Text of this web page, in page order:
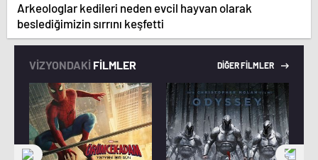
Arkeologlar kedileri neden evcil hayvan olarak
beslediğimizin sırrını keşfetti
VİZYONDAKİ FİLMLER DİĞER FİLMLER